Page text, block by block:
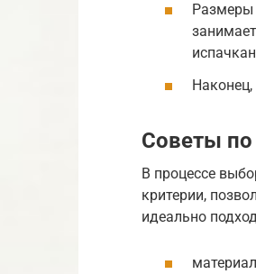
Размеры
Советы
В процессе
критерии,
идеально